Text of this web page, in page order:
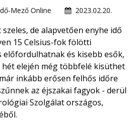
Mező Online
2023.02.20.
de alapvetően enyhe idő
15 Celsius-fok fölötti
előfordulhatnak és kisebb esők,
hét elején még többfelé kisüthet
inkább erősen felhős időre
az éjszakai fagyok - derül
Szolgálat országos,